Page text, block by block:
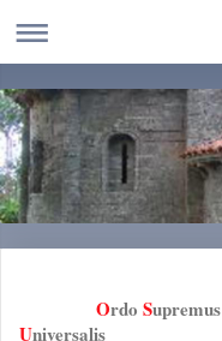
Ordo Supremus
Universalis